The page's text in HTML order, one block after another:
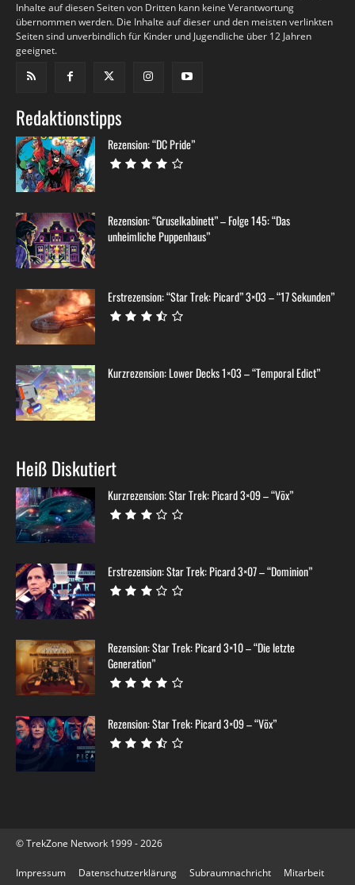
Inhalte auf diesen Seiten von Dritten kann keine Verantwortung
übernommen werden. Die Inhalte auf dieser und den meisten verlinkten
Seiten sind unverbindlich für Kinder und Jugendliche über 12 Jahren
geeignet.
Redaktionstipps
Rezension: “DC Pride”
Rezension: “Gruselkabinett” – Folge 145: “Das
unheimliche Puppenhaus”
Erstrezension: “Star Trek: Picard” 3×03 – “17 Sekunden”
Kurzrezension: Lower Decks 1×03 – “Temporal Edict”
Heiß Diskutiert
Kurzrezension: Star Trek: Picard 3×09 – “Võx”
Erstrezension: Star Trek: Picard 3×07 – “Dominion”
Rezension: Star Trek: Picard 3×10 – “Die letzte
Generation”
Rezension: Star Trek: Picard 3×09 – “Võx”
© TrekZone Network 1999 - 2026
Impressum Datenschutzerklärung Subraumnachricht
Mitarbeit